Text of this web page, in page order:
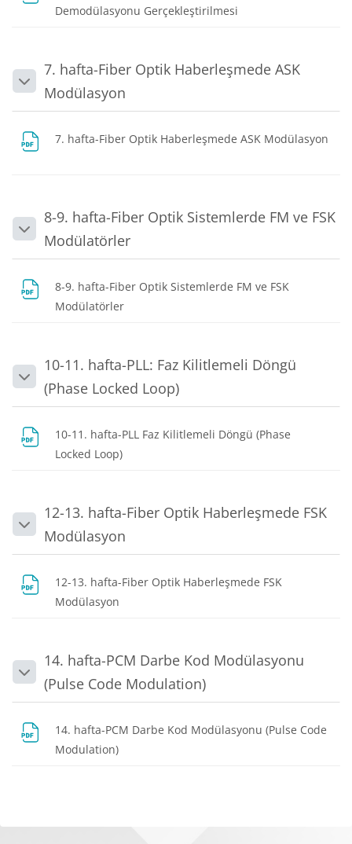
Demodülasyonu Gerçekleştirilmesi
Daralt
7. hafta-Fiber Optik Haberleşmede ASK
Modülasyon
7. hafta-Fiber Optik Haberleşmede ASK Modülasyon
Daralt
8-9. hafta-Fiber Optik Sistemlerde FM ve FSK
Modülatörler
8-9. hafta-Fiber Optik Sistemlerde FM ve FSK
Modülatörler
Daralt
10-11. hafta-PLL: Faz Kilitlemeli Döngü
(Phase Locked Loop)
10-11. hafta-PLL Faz Kilitlemeli Döngü (Phase
Locked Loop)
Daralt
12-13. hafta-Fiber Optik Haberleşmede FSK
Modülasyon
12-13. hafta-Fiber Optik Haberleşmede FSK
Modülasyon
Daralt
14. hafta-PCM Darbe Kod Modülasyonu
(Pulse Code Modulation)
14. hafta-PCM Darbe Kod Modülasyonu (Pulse Code
Modulation)